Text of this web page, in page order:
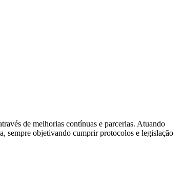
de melhorias contínuas e parcerias. Atuando
sempre objetivando cumprir protocolos e legislação